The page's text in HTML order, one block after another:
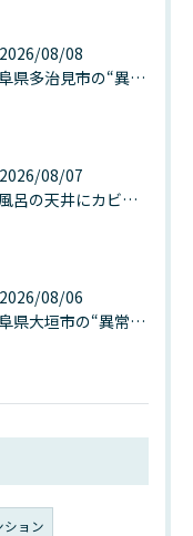
2026/08/08
岐阜県多治見市の“異常な高温”が建物内部を破壊する──深層カビが急増する危険な温度差の正体
2026/08/07
お風呂の天井にカビが生えたら要注意！2026年8月の猛暑・高湿度で急増する浴室カビの原因と正しい対策
2026/08/06
岐阜県大垣市の“異常に高い気温”が建物内部を腐らせる──深層カビが爆発的に増える本当の理由
ション